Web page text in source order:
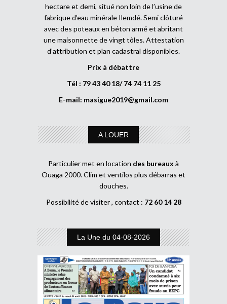
hectare et demi, situé non loin de l’usine de
fabrique d’eau minérale Ilemdé. Semi clôturé
avec des poteaux en béton armé et abritant
une maisonnette de vingt tôles. Attestation
d’attribution et plan cadastral disponibles.
Prix à débattre
Tél : 79 43 40 18/ 74 74 11 25
E-mail: masigue2019@gmail.com
A LOUER
Particulier met en location des bureaux à
Ouaga 2000. Clim et ventilos plus débarras et
douches.
Possibilité de visiter , contact : 72 60 14 28
La Une du 04-08-2026